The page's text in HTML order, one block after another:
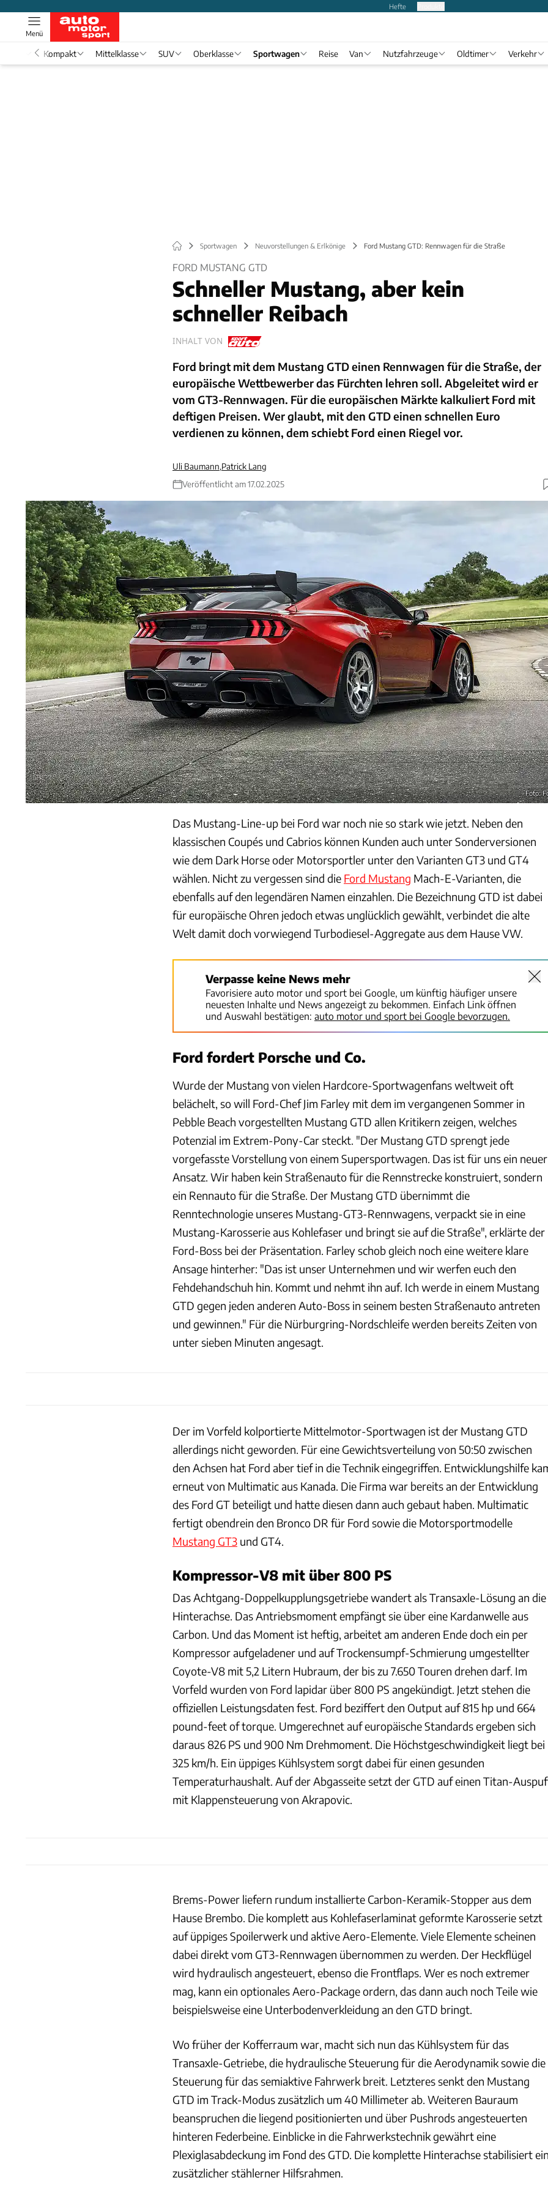
Hefte
Menü
Kompakt Mittelklasse SUV Oberklasse Sportwagen Reise Van Nutzfahrzeuge Oldtimer Verkehr
Sportwagen Neuvorstellungen & Erlkönige Ford Mustang GTD: Rennwagen für die Straße
FORD MUSTANG GTD
Schneller Mustang, aber kein
schneller Reibach
INHALT VON
Ford bringt mit dem Mustang GTD einen Rennwagen für die Straße, der
europäische Wettbewerber das Fürchten lehren soll. Abgeleitet wird er
vom GT3-Rennwagen. Für die europäischen Märkte kalkuliert Ford mit
deftigen Preisen. Wer glaubt, mit den GTD einen schnellen Euro
verdienen zu können, dem schiebt Ford einen Riegel vor.
Uli Baumann,Patrick Lang
Veröffentlicht am 17.02.2025
Foto:
Das Mustang-Line-up bei Ford war noch nie so stark wie jetzt. Neben den
klassischen Coupés und Cabrios können Kunden auch unter Sonderversionen
wie dem Dark Horse oder Motorsportler unter den Varianten GT3 und GT4
wählen. Nicht zu vergessen sind die Ford Mustang Mach-E-Varianten, die
ebenfalls auf den legendären Namen einzahlen. Die Bezeichnung GTD ist dabei
für europäische Ohren jedoch etwas unglücklich gewählt, verbindet die alte
Welt damit doch vorwiegend Turbodiesel-Aggregate aus dem Hause VW.
Verpasse keine News mehr
Favorisiere auto motor und sport bei Google, um künftig häufiger unsere
neuesten Inhalte und News angezeigt zu bekommen. Einfach Link öffnen
und Auswahl bestätigen: auto motor und sport bei Google bevorzugen.
Ford fordert Porsche und Co.
Wurde der Mustang von vielen Hardcore-Sportwagenfans weltweit oft
belächelt, so will Ford-Chef Jim Farley mit dem im vergangenen Sommer in
Pebble Beach vorgestellten Mustang GTD allen Kritikern zeigen, welches
Potenzial im Extrem-Pony-Car steckt. "Der Mustang GTD sprengt jede
vorgefasste Vorstellung von einem Supersportwagen. Das ist für uns ein neuer
Ansatz. Wir haben kein Straßenauto für die Rennstrecke konstruiert, sondern
ein Rennauto für die Straße. Der Mustang GTD übernimmt die
Renntechnologie unseres Mustang-GT3-Rennwagens, verpackt sie in eine
Mustang-Karosserie aus Kohlefaser und bringt sie auf die Straße", erklärte der
Ford-Boss bei der Präsentation. Farley schob gleich noch eine weitere klare
Ansage hinterher: "Das ist unser Unternehmen und wir werfen euch den
Fehdehandschuh hin. Kommt und nehmt ihn auf. Ich werde in einem Mustang
GTD gegen jeden anderen Auto-Boss in seinem besten Straßenauto antreten
und gewinnen." Für die Nürburgring-Nordschleife werden bereits Zeiten von
unter sieben Minuten angesagt.
Der im Vorfeld kolportierte Mittelmotor-Sportwagen ist der Mustang GTD
allerdings nicht geworden. Für eine Gewichtsverteilung von 50:50 zwischen
den Achsen hat Ford aber tief in die Technik eingegriffen. Entwicklungshilfe
erneut von Multimatic aus Kanada. Die Firma war bereits an der Entwicklung
des Ford GT beteiligt und hatte diesen dann auch gebaut haben. Multimatic
fertigt obendrein den Bronco DR für Ford sowie die Motorsportmodelle
Mustang GT3 und GT4.
Kompressor-V8 mit über 800 PS
Das Achtgang-Doppelkupplungsgetriebe wandert als Transaxle-Lösung an die
Hinterachse. Das Antriebsmoment empfängt sie über eine Kardanwelle aus
Carbon. Und das Moment ist heftig, arbeitet am anderen Ende doch ein per
Kompressor aufgeladener und auf Trockensumpf-Schmierung umgestellter
Coyote-V8 mit 5,2 Litern Hubraum, der bis zu 7.650 Touren drehen darf. Im
Vorfeld wurden von Ford lapidar über 800 PS angekündigt. Jetzt stehen die
offiziellen Leistungsdaten fest. Ford beziffert den Output auf 815 hp und 664
pound-feet of torque. Umgerechnet auf europäische Standards ergeben sich
daraus 826 PS und 900 Nm Drehmoment. Die Höchstgeschwindigkeit liegt bei
325 km/h. Ein üppiges Kühlsystem sorgt dabei für einen gesunden
Temperaturhaushalt. Auf der Abgasseite setzt der GTD auf einen Titan-
mit Klappensteuerung von Akrapovic.
Brems-Power liefern rundum installierte Carbon-Keramik-Stopper aus dem
Hause Brembo. Die komplett aus Kohlefaserlaminat geformte Karosserie setzt
auf üppiges Spoilerwerk und aktive Aero-Elemente. Viele Elemente scheinen
dabei direkt vom GT3-Rennwagen übernommen zu werden. Der Heckflügel
wird hydraulisch angesteuert, ebenso die Frontflaps. Wer es noch extremer
mag, kann ein optionales Aero-Package ordern, das dann auch noch Teile wie
beispielsweise eine Unterbodenverkleidung an den GTD bringt.
Wo früher der Kofferraum war, macht sich nun das Kühlsystem für das
Transaxle-Getriebe, die hydraulische Steuerung für die Aerodynamik sowie die
Steuerung für das semiaktive Fahrwerk breit. Letzteres senkt den Mustang
GTD im Track-Modus zusätzlich um 40 Millimeter ab. Weiteren Bauraum
beanspruchen die liegend positionierten und über Pushrods angesteuerten
hinteren Federbeine. Einblicke in die Fahrwerkstechnik gewährt eine
Plexiglasabdeckung im Fond des GTD. Die komplette Hinterachse stabilisiert ein
zusätzlicher stählerner Hilfsrahmen.